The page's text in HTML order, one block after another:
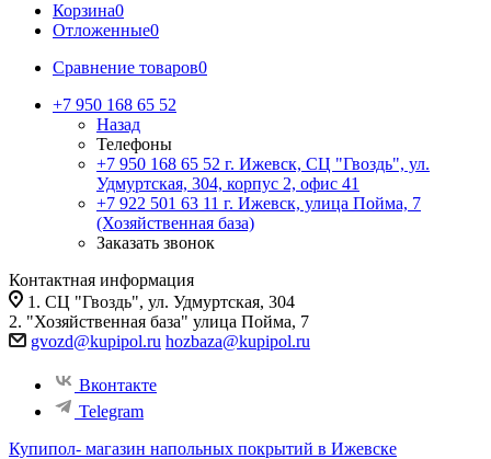
Корзина0
Отложенные0
Сравнение товаров0
+7 950 168 65 52
Назад
Телефоны
+7 950 168 65 52 г. Ижевск, СЦ "Гвоздь", ул.
Удмуртская, 304, корпус 2, офис 41
+7 922 501 63 11 г. Ижевск, улица Пойма, 7
(Хозяйственная база)
Заказать звонок
Контактная информация
1. СЦ "Гвоздь", ул. Удмуртская, 304
2. "Хозяйственная база" улица Пойма, 7
gvozd@kupipol.ru hozbaza@kupipol.ru
Вконтакте
Telegram
Купипол- магазин напольных покрытий в Ижевске